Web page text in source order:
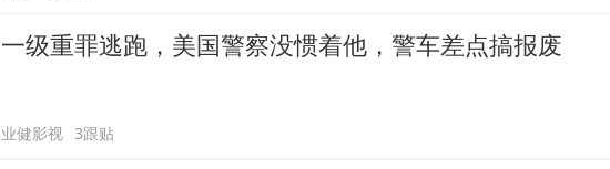
一级重罪逃跑，美国警察没惯着他，警车差点搞报废
业健影视 3跟贴